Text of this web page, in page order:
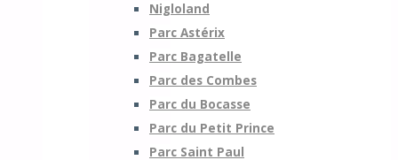
Nigloland
Parc Astérix
Parc Bagatelle
Parc des Combes
Parc du Bocasse
Parc du Petit Prince
Parc Saint Paul